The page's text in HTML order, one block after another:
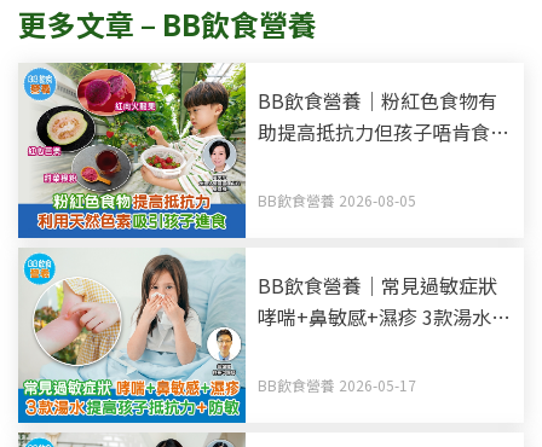
更多文章 – BB飲食營養
BB飲食營養｜粉紅色食物有
助提高抵抗力但孩子唔肯食？
BB飲食營養 2026-08-05
BB飲食營養｜常見過敏症狀
哮喘+鼻敏感+濕疹 3款湯水提
BB飲食營養 2026-05-17